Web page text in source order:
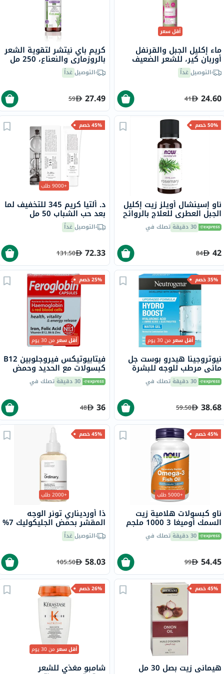
أقل سعر
ماء إكليل الجبل والقرنفل
أوربان كير، للشعر الضعيف
150 ملالتوصيلغداً
24.60
41
كريم باي نيتشر لتقوية الشعر
بالروزماري والنعناع، 250 مل
التوصيلغداً
27.49
59
50% خصم
ناو إسينشال أويلز زيت إكليل
الجبل العطري للعلاج بالروائح
العطرية 30 مل
30 دقيقة تصلك في
42
84
45% خصم
+9000 طلب
د. ألتيا كريم 345 للتخفيف لما
بعد حب الشباب 50 مل
التوصيلغداً
72.33
131.50
35% خصم
أقل سعرمن 30 يوم
نيوتروجينا هيدرو بوست جل
مائي مرطب للوجه للبشرة
العادية إلى المختلطة 50 مل
30 دقيقة تصلك في
38.68
59.50
25% خصم
أقل سعرمن 30 يوم
فيتابيوتيكس فيروجلوبين B12
كبسولات مع الحديد وحمض
الفوليك وفيتامين B12
لمحاربة التعب، 30 كبسولة
30 دقيقة تصلك في
36
48
45% خصم
+5000 طلب
ناو كبسولات هلامية زيت
السمك أوميغا 3 1000 ملجم
180 EPA / 120 DHA حزمة من
100 30 دقيقة تصلك في
54.45
99
45% خصم
+2000 طلب
ذا أورديناري تونر الوجه
المقشر بحمض الجليكوليك 7%
لتوحيد لون البشرة 240 مل
التوصيلغداً
58.03
105.50
45% خصم
هيماني زيت بصل 30 مل
26% خصم
أقل سعرمن 30 يوم
شامبو مغذي للشعر